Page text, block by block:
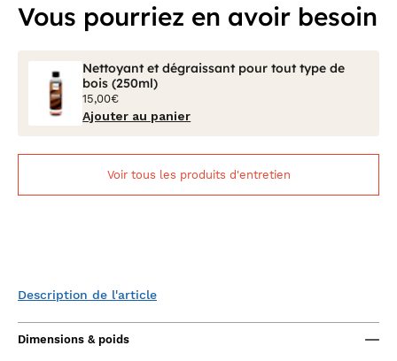
Vous pourriez en avoir besoin
Nettoyant et dégraissant pour tout type de
bois (250ml)
15,00€
Ajouter au panier
Voir tous les produits d'entretien
Description de l'article
Dimensions & poids